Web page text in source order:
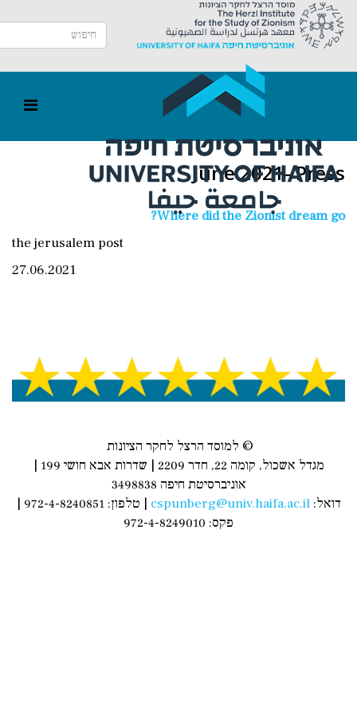
June 2021- Press
Where did the Zionist dream go?
the jerusalem post
27.06.2021
© למוסד הרצל לחקר הציונות
מגדל אשכול, קומה 22, חדר 2209 | שדרות אבא חושי 199 |
אוניברסיטת חיפה 3498838
דואל:cspunberg@univ.haifa.ac.il
| טלפון: 972-4-8240851 |
פקס: 972-4-8249010